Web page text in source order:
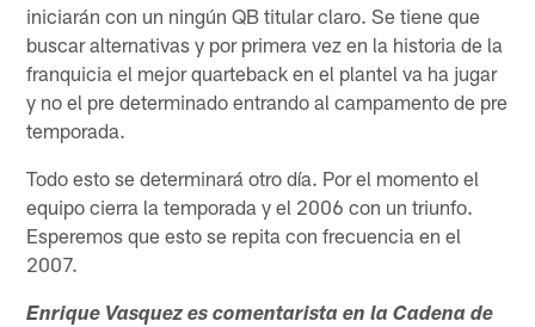
iniciarán con un ningún QB titular claro. Se tiene que
buscar alternativas y por primera vez en la historia de la
franquicia el mejor quarteback en el plantel va ha jugar
y no el pre determinado entrando al campamento de pre
temporada.
Todo esto se determinará otro día. Por el momento el
equipo cierra la temporada y el 2006 con un triunfo.
Esperemos que esto se repita con frecuencia en el
2007.
Enrique Vasquez es comentarista en la Cadena de